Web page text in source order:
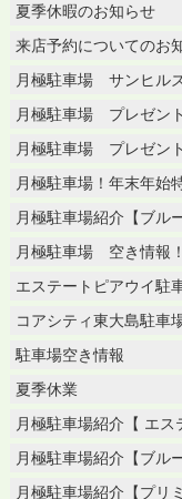
夏季休暇のお知らせ
来店予約についてのお
月極駐車場 サンヒル
月極駐車場 プレゼン
月極駐車場 プレゼン
月極駐車場！年末年始
月極駐車場紹介【ブル
月極駐車場 空き情報
エステートピアウイ駐
コアシティ東大島駐車
駐車場空き情報
夏季休業
月極駐車場紹介【 エス
月極駐車場紹介【ブル
月極駐車場紹介【プリ